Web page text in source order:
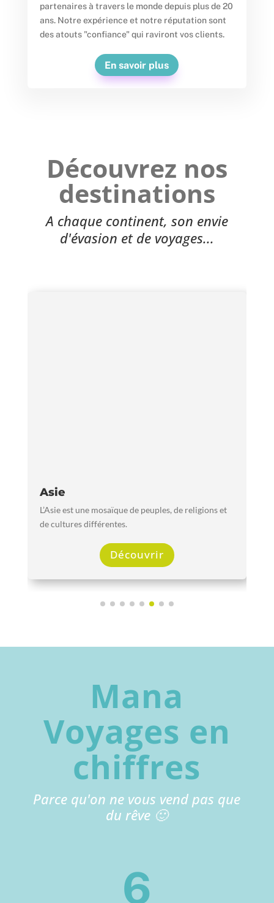
partenaires à travers le monde depuis plus de 20
ans. Notre expérience et notre réputation sont
des atouts "confiance" qui raviront vos clients.
En savoir plus
Découvrez nos
destinations
A chaque continent, son envie
d'évasion et de voyages...
Asie
L’Asie est une mosaïque de peuples, de religions et
de cultures différentes.
Découvrir
Mana
Voyages en
chiffres
Parce qu'on ne vous vend pas que
du rêve 🙂
6